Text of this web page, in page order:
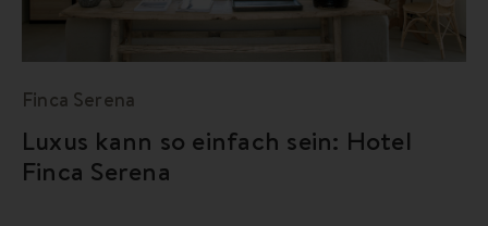
Finca Serena
Luxus kann so einfach sein: Hotel
Finca Serena